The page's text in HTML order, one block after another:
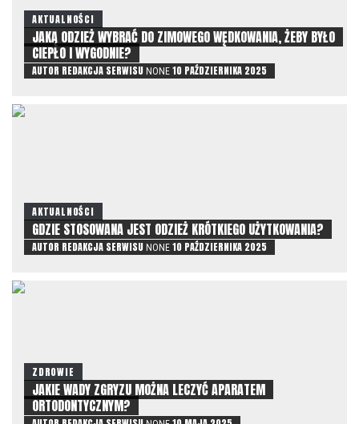
AKTUALNOŚCI
JAKĄ ODZIEŻ WYBRAĆ DO ZIMOWEGO WĘDKOWANIA, ŻEBY BYŁO
CIEPŁO I WYGODNIE?
AUTOR REDAKCJA SERWISU NONE 10 PAŹDZIERNIKA 2025
AKTUALNOŚCI
GDZIE STOSOWANA JEST ODZIEŻ KRÓTKIEGO UŻYTKOWANIA?
AUTOR REDAKCJA SERWISU NONE 10 PAŹDZIERNIKA 2025
ZDROWIE
JAKIE WADY ZGRYZU MOŻNA LECZYĆ APARATEM
ORTODONTYCZNYM?